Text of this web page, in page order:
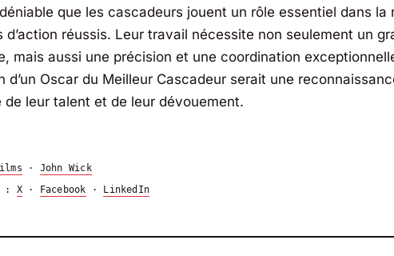
que les cascadeurs jouent un rôle essentiel dans la
d’action réussis. Leur travail nécessite non seulement un
mais aussi une précision et une coordination
d’un Oscar du Meilleur Cascadeur serait une
de leur talent et de leur dévouement.
· John Wick
: X· Facebook · LinkedIn